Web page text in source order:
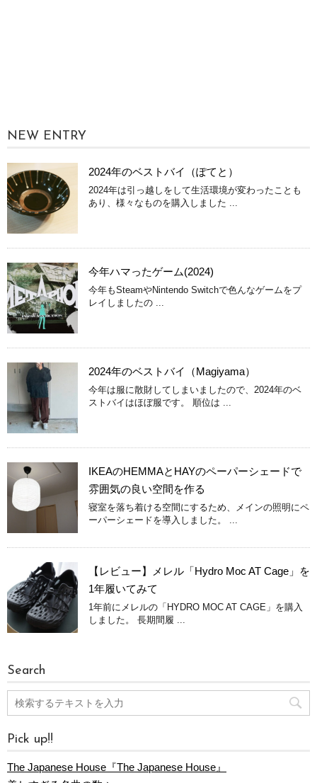
NEW ENTRY
2024年のベストバイ（ぽてと）
2024年は引っ越しをして生活環境が変わったことも
あり、様々なものを購入しました ...
今年ハマったゲーム(2024)
今年もSteamやNintendo Switchで色んなゲームをプ
レイしましたの ...
2024年のベストバイ（Magiyama）
今年は服に散財してしまいましたので、2024年のベ
ストバイはほぼ服です。 順位は ...
IKEAのHEMMAとHAYのペーパーシェードで
雰囲気の良い空間を作る
寝室を落ち着ける空間にするため、メインの照明にペ
ーパーシェードを導入しました。 ...
【レビュー】メレル「Hydro Moc AT Cage」を
1年履いてみて
1年前にメレルの「HYDRO MOC AT CAGE」を購入
しました。 長期間履 ...
Search
Pick up!!
The Japanese House『The Japanese House』